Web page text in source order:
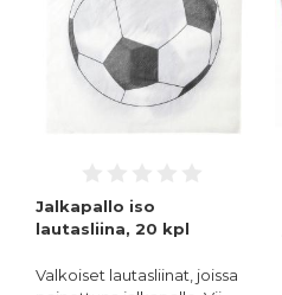
Jalkapallo iso
lautasliina, 20 kpl
Valkoiset lautasliinat, joissa